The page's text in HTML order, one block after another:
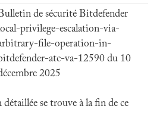
de sécurité Bitdefender
privilege-escalation-via-
file-operation-in-
atc-va-12590 du 10
2025
se trouve à la fin de ce